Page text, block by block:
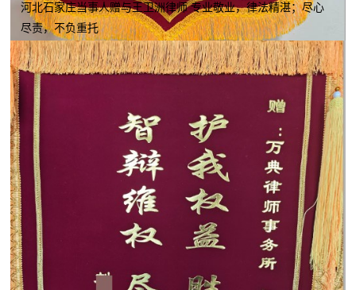
河北石家庄当事人赠与王卫洲律师 专业敬业，律法精湛；尽心
尽责，不负重托